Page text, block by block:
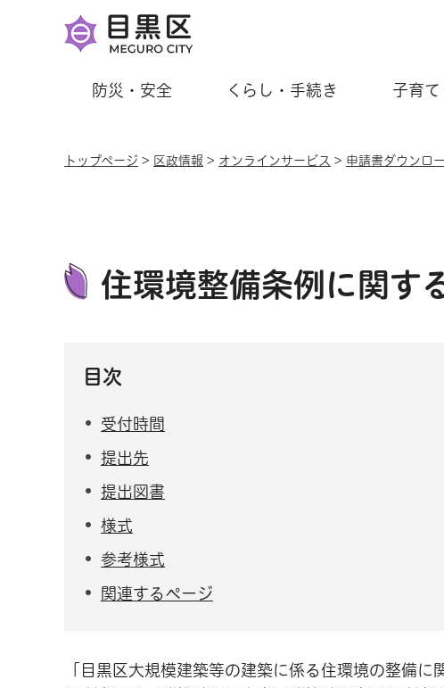
防災・安全 くらし・手続き 子育て
トップページ > 区政情報 > オンラインサービス > 申請書ダウンロ
住環境整備条例に関す
目次
受付時間
提出先
提出図書
様式
参考様式
関連するページ
「目黒区大規模建築等の建築に係る住環境の整備に